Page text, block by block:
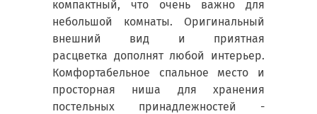
компактный, что очень важно для
небольшой комнаты. Оригинальный
внешний вид и приятная
расцветка дополнят любой интерьер.
Комфортабельное спальное место и
просторная ниша для хранения
постельных принадлежностей -